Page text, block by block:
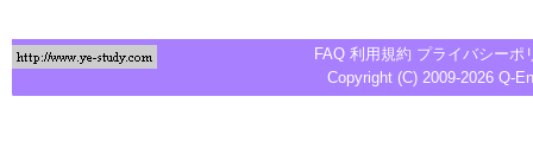
FAQ 利用規約 プライバシーポ
Copyright (C) 2009-2026 Q-